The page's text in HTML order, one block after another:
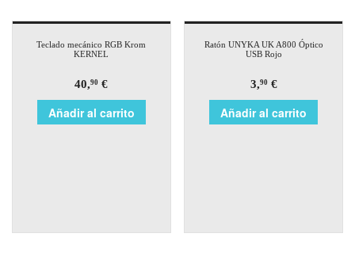
Teclado mecánico RGB Krom
KERNEL
40,90 €
Añadir al carrito
Ratón UNYKA UK A800 Óptico
USB Rojo
3,90€
Añadir al carrito